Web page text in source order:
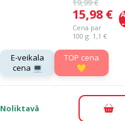
19,99 €
Cena
15,98 €
Cena par
100 g: 1,1 €
E-veikala
cena 💻
TOP cena
💛
Noliktavā